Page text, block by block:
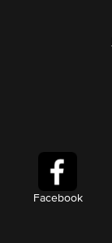
Facebook